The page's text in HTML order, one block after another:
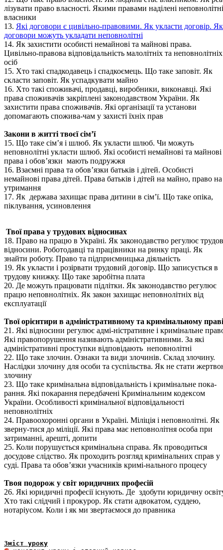
лізувати право власності. Якими правами наділені неповнолітні
власники
13. Які договори є цивільно-правовими. Як укласти договір.
договори можуть укладати неповнолітні
14. Як захистити особисті немайнові та майнові права.
Цивільно-правова відповідальність малолітніх та неповнолітніх
осіб
15. Хто такі спадкодавець і спадкоємець. Що таке заповіт. Як
скласти заповіт. Як успадкувати майно
16. Хто такі споживачі, продавці, виробники, виконавці. Які
права споживачів закріплені законодавством України. Як
захистити права споживачів. Які організації та установи
допомагають спожива-чам у захисті їхніх прав
Закони в житті твоєї сім’ї
15. Що таке сім’я і шлюб. Як укласти шлюб. Чи можуть
неповнолітні укласти шлюб. Які особисті немайнові та майнові
права і обов’язки мають подружжя
16. Взаємні права та обов’язки батьків і дітей. Особисті
немайнові права дітей. Права батьків і дітей на майно, право на
утримання
17. Як держава захищає права дитини в сім’ї. Що таке опіка,
піклування, усиновлення
Твої права у трудових відносинах
18. Право на працю в Україні. Як законодавство регулює
відносини. Роботодавці та працівники на ринку праці. Як
знайти роботу. Право та підприємницька діяльність
19. Як укласти і розірвати трудовий договір. Що записується в
трудову книжку. Що таке заробітна плата
20. Де можуть працювати підлітки. Як законодавство регулює
працю неповнолітніх. Як закон захищає неповнолітніх від
експлуатації
Твої орієнтири в адміністративному та кримінальному праві
21. Які відносини регулює адмі-ністративне і кримінальне
Які правопорушення називають адміністративними. За які
адміністративні проступки відповідають неповнолітні
22. Що таке злочин. Ознаки та види злочинів. Склад злочину.
Наслідки злочину для особи та суспільства. Як не стати
злочину
23. Що таке кримінальна відповідальність і кримінальне пока-
рання. Які покарання передбачені Кримінальним кодексом
України. Особливості кримінальної відповідальності
неповнолітніх
24. Правоохоронні органи в Україні. Міліція і неповнолітні. Як
зверну-тися до міліції. Які права має неповнолітня особа при
затриманні, арешті, допити
25. Коли порушується кримінальна справа. Як проводиться
досудове слідство. Як проходить розгляд кримінальних справ у
суді. Права та обов’язки учасників кримі-нального процесу
Твоя подорож у світ юридичних професій
26. Які юридичні професії існують. Де здобути юридичну
Хто такі слідчий і прокурор. Як стати адвокатом, суддею,
нотаріусом. Коли і як ми звертаємося до правника
Зміст уроку